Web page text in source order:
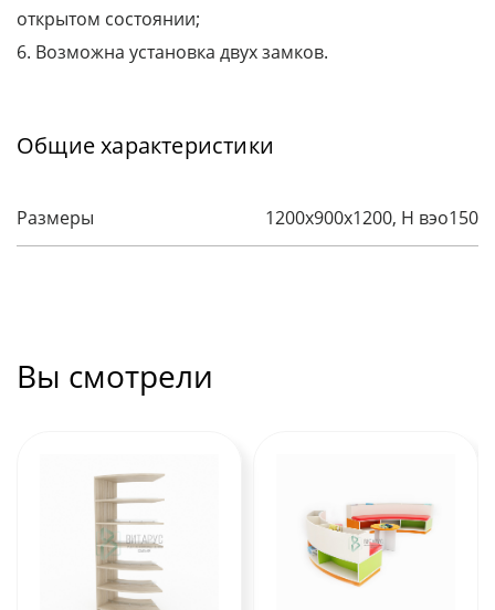
открытом состоянии;
6. Возможна установка двух замков.
Общие характеристики
Размеры 1200x900x1200, H вэо150
Вы смотрели